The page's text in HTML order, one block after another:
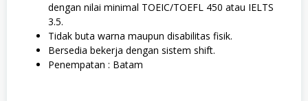
dengan nilai minimal TOEIC/TOEFL 450 atau IELTS
3.5.
Tidak buta warna maupun disabilitas fisik.
Bersedia bekerja dengan sistem shift.
Penempatan : Batam